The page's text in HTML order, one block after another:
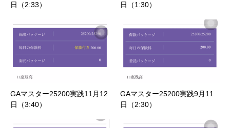
日（2:33）
日（1:30）
GAマスター25200実践11月12
日（3:40）
GAマスター25200実践9月11
日（2:30）